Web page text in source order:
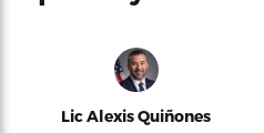
Lic Alexis Quiñones